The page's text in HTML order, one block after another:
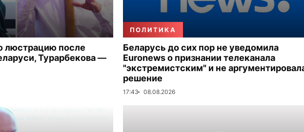
люстрацию после
Турарбекова —
ПОЛИТИКА
Беларусь до сих пор не уведомила
Euronews о признании телеканала
"экстремистским" и не
решение
17:43 08.08.2026